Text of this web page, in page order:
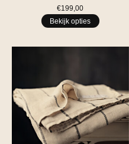
€199,00
Bekijk opties